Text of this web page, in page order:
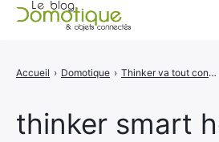
thinker smart
Accueil › Domotique › Thinker va tout contrôler chez vous
A propos